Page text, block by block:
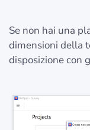
Se non hai una
dimensioni della
disposizione con